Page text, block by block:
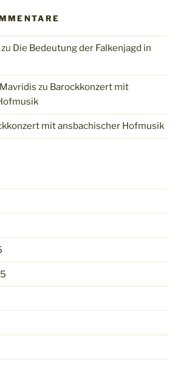
zu Die Bedeutung der Falkenjagd in
zu Barockkonzert mit
mit ansbachischer Hofmusik